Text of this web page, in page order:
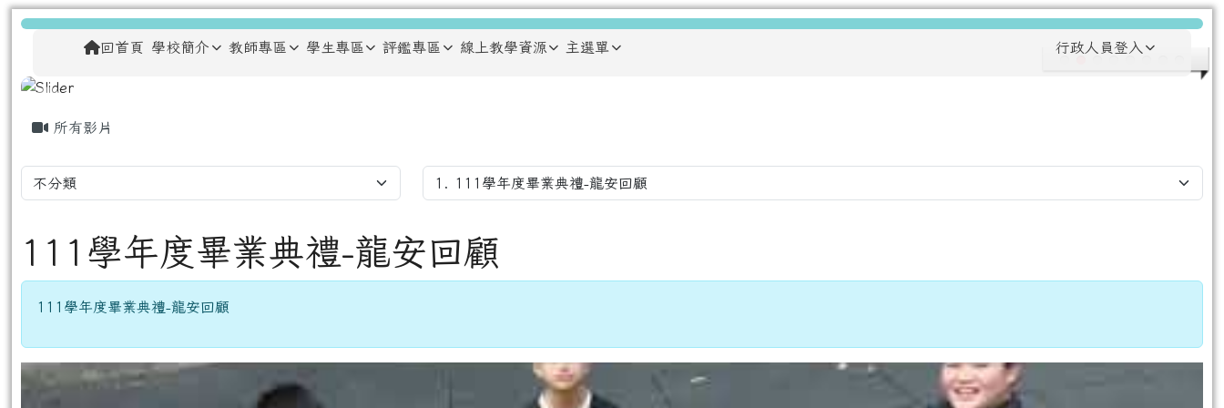
跳至主內容區
龍安國民小學
導覽列回首頁 學校簡介 教師專區 學生專區 評鑑專區 線上教學資源 主選單 行政人員登入
主內容區域
所有影片
111學年度畢業典禮-龍安回顧
111學年度畢業典禮-龍安回顧
頁尾區域